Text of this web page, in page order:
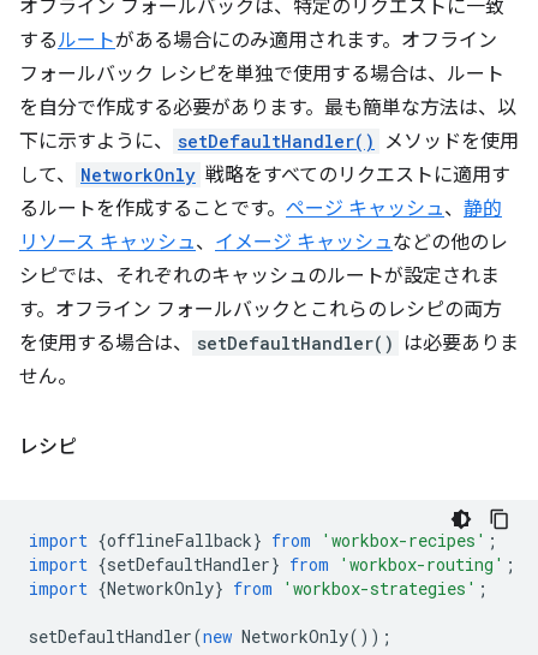
オフライン フォールバックは、特定のリクエストに一致
するルートがある場合にのみ適用されます。オフライン
フォールバック レシピを単独で使用する場合は、ルート
を自分で作成する必要があります。最も簡単な方法は、以
下に示すように、
setDefaultHandler()
メソッドを使用
して、
NetworkOnly 戦略をすべてのリクエストに適用す
るルートを作成することです。 ページ キャッシュ、 静的
リソース キャッシュ、 イメージ キャッシュなどの他のレ
シピでは、それぞれのキャッシュのルートが設定されま
す。オフライン フォールバックとこれらのレシピの両方
を使用する場合は、
setDefaultHandler() は必要ありま
せん。
レシピ
import {offlineFallback} from 'workbox-recipes' ;
import {setDefaultHandler} from 'workbox-routing' ;
import {NetworkOnly} from 'workbox-strategies' ;
setDefaultHandler(new NetworkOnly());